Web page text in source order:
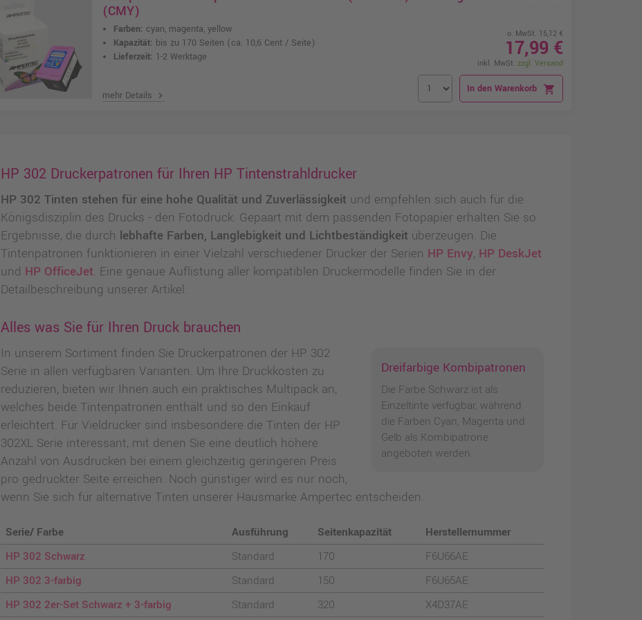
(CMY)
Farben: cyan, magenta, yellow
Kapazität: bis zu 170 Seiten (ca. 10,6 Cent / Seite)
Lieferzeit: 1-2 Werktage
mehr Details chevron_right
o. MwSt. 15,12 €
17,99 €
inkl. MwSt. zzgl. Versand
In den Warenkorb shopping_cart
HP 302 Druckerpatronen für Ihren HP Tintenstrahldrucker
HP 302 Tinten stehen für eine hohe Qualität und Zuverlässigkeit und empfehlen sich auch für die
Königsdisziplin des Drucks - den Fotodruck. Gepaart mit dem passenden Fotopapier erhalten Sie so
Ergebnisse, die durch lebhafte Farben, Langlebigkeit und Lichtbeständigkeit überzeugen. Die
Tintenpatronen funktionieren in einer Vielzahl verschiedener Drucker der Serien HP Envy, HP DeskJet
und HP OfficeJet. Eine genaue Auflistung aller kompatiblen Druckermodelle finden Sie in der
Detailbeschreibung unserer Artikel.
Alles was Sie für Ihren Druck brauchen
Dreifarbige Kombipatronen
Die Farbe Schwarz ist als
Einzeltinte verfügbar, während
die Farben Cyan, Magenta und
Gelb als Kombipatrone
angeboten werden.
In unserem Sortiment finden Sie Druckerpatronen der HP 302
Serie in allen verfügbaren Varianten. Um Ihre Druckkosten zu
reduzieren, bieten wir Ihnen auch ein praktisches Multipack an,
welches beide Tintenpatronen enthält und so den Einkauf
erleichtert. Für Vieldrucker sind insbesondere die Tinten der HP
302XL Serie interessant, mit denen Sie eine deutlich höhere
Anzahl von Ausdrucken bei einem gleichzeitig geringeren Preis
pro gedruckter Seite erreichen. Noch günstiger wird es nur noch,
wenn Sie sich für alternative Tinten unserer Hausmarke Ampertec entscheiden.
Serie/ Farbe Ausführung Seitenkapazität
Herstellernummer
HP 302 Schwarz
Standard 170
F6U66AE
HP 302 3-farbig
Standard 150
F6U65AE
HP 302 2er-Set Schwarz + 3-farbig
Standard 320 X4D37AE